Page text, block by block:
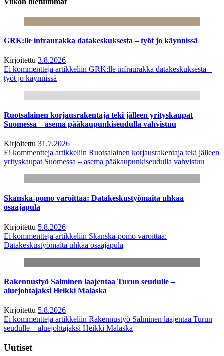
GRK:lle infraurakka datakeskuksesta – työt jo käynnissä
Kirjoitettu 3.8.2026
Ei kommentteja artikkeliin GRK:lle infraurakka datakeskuksesta –
työt jo käynnissä
Ruotsalainen korjausrakentaja teki jälleen yrityskaupat
Suomessa – asema pääkaupunkiseudulla vahvistuu
Kirjoitettu 31.7.2026
Ei kommentteja artikkeliin Ruotsalainen korjausrakentaja teki jälleen
yrityskaupat Suomessa – asema pääkaupunkiseudulla vahvistuu
Skanska-pomo varoittaa: Datakeskustyömaita uhkaa
osaajapula
Kirjoitettu 5.8.2026
Ei kommentteja artikkeliin Skanska-pomo varoittaa:
Datakeskustyömaita uhkaa osaajapula
Rakennustyö Salminen laajentaa Turun seudulle –
aluejohtajaksi Heikki Malaska
Kirjoitettu 5.8.2026
Ei kommentteja artikkeliin Rakennustyö Salminen laajentaa Turun
seudulle – aluejohtajaksi Heikki Malaska
Uutiset